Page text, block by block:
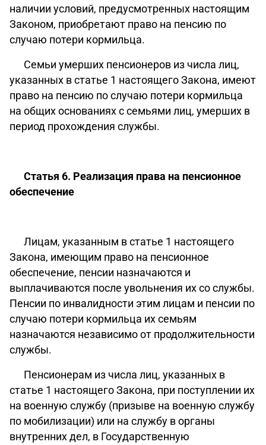
наличии условий, предусмотренных настоящим
Законом, приобретают право на пенсию по
случаю потери кормильца.
Семьи умерших пенсионеров из числа лиц,
указанных в статье 1 настоящего Закона, имеют
право на пенсию по случаю потери кормильца
на общих основаниях с семьями лиц, умерших в
период прохождения службы.
Статья 6. Реализация права на пенсионное
обеспечение
Лицам, указанным в статье 1 настоящего
Закона, имеющим право на пенсионное
обеспечение, пенсии назначаются и
выплачиваются после увольнения их со службы.
Пенсии по инвалидности этим лицам и пенсии по
случаю потери кормильца их семьям
назначаются независимо от продолжительности
службы.
Пенсионерам из числа лиц, указанных в
статье 1 настоящего Закона, при поступлении их
на военную службу (призыве на военную службу
по мобилизации) или на службу в органы
внутренних дел, в Государственную